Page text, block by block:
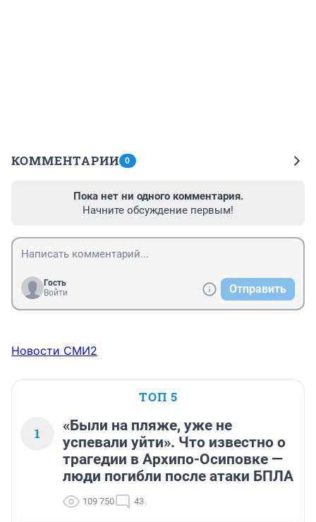
КОММЕНТАРИИ 0
Пока нет ни одного комментария.
Начните обсуждение первым!
Гость
Войти
Отправить
Новости СМИ2
ТОП 5
1
«Были на пляже, уже не
успевали уйти». Что известно о
трагедии в Архипо-Осиповке —
люди погибли после атаки БПЛА
109 750 43